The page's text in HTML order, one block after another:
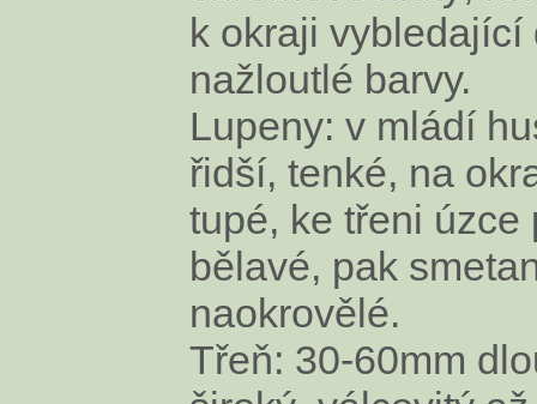
k okraji vybledající
nažloutlé barvy.
Lupeny: v mládí
řidší, tenké, na
tupé, ke třeni úzce
bělavé, pak
naokrovělé.
Třeň: 30-60mm